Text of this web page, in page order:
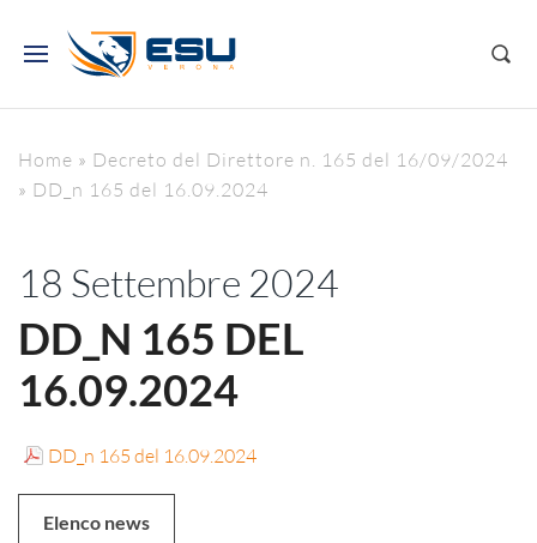
Home » Decreto del Direttore n. 165 del 16/09/2024
» DD_n 165 del 16.09.2024
18 Settembre 2024
DD_N 165 DEL
16.09.2024
DD_n 165 del 16.09.2024
Elenco news